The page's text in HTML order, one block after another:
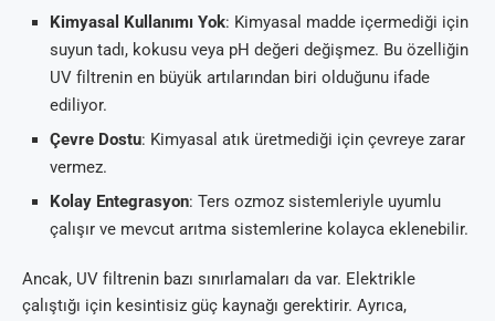
Kimyasal Kullanımı Yok: Kimyasal madde içermediği için
suyun tadı, kokusu veya pH değeri değişmez. Bu özelliğin
UV filtrenin en büyük artılarından biri olduğunu ifade
ediliyor.
Çevre Dostu: Kimyasal atık üretmediği için çevreye zarar
vermez.
Kolay Entegrasyon: Ters ozmoz sistemleriyle uyumlu
çalışır ve mevcut arıtma sistemlerine kolayca eklenebilir.
Ancak, UV filtrenin bazı sınırlamaları da var. Elektrikle
çalıştığı için kesintisiz güç kaynağı gerektirir. Ayrıca,